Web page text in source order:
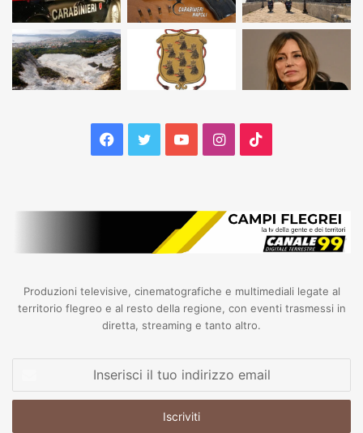
Facebook
TwitterYouTubeInstagram
Produzioni televisive, cinematografiche e multimediali legate al
territorio flegreo e al resto della regione, con eventi trasmessi in
diretta, streaming e tanto altro.
tuo